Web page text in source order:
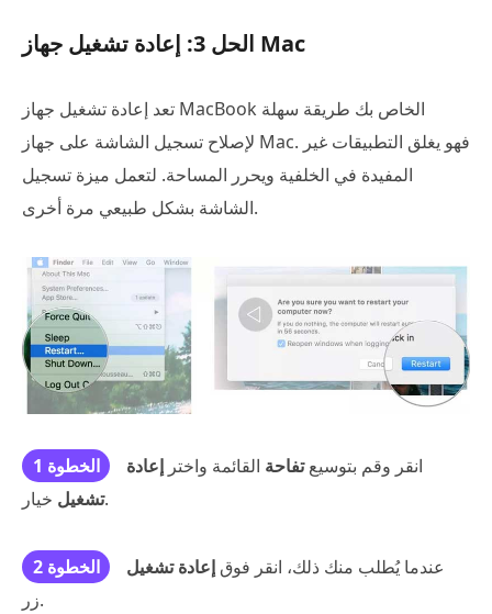
الحل 3: إعادة تشغيل جهاز Mac
تعد إعادة تشغيل جهاز MacBook الخاص بك طريقة سهلة
لإصلاح تسجيل الشاشة على جهاز Mac. فهو يغلق التطبيقات غير
المفيدة في الخلفية ويحرر المساحة. لتعمل ميزة تسجيل
الشاشة بشكل طبيعي مرة أخرى.
الخطوة 1 انقر وقم بتوسيعتفاحة القائمة واختر إعادة
تشغيلخيار.
الخطوة 2 عندما يُطلب منك ذلك، انقر فوقإعادة تشغيل
زر.